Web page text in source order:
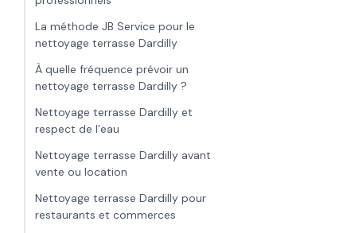
La méthode JB Service pour le
nettoyage terrasse Dardilly
À quelle fréquence prévoir un
nettoyage terrasse Dardilly ?
Nettoyage terrasse Dardilly et
respect de l’eau
Nettoyage terrasse Dardilly avant
vente ou location
Nettoyage terrasse Dardilly pour
restaurants et commerces